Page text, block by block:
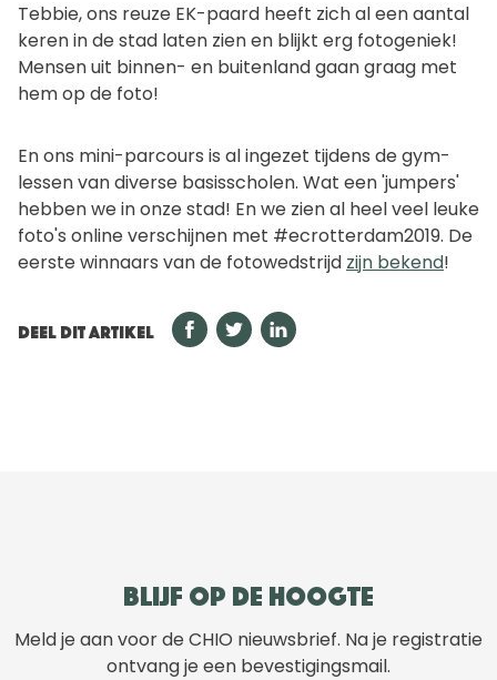
Tebbie, ons reuze EK-paard heeft zich al een aantal
keren in de stad laten zien en blijkt erg fotogeniek!
Mensen uit binnen- en buitenland gaan graag met
hem op de foto!
En ons mini-parcours is al ingezet tijdens de gym-
lessen van diverse basisscholen. Wat een 'jumpers'
hebben we in onze stad! En we zien al heel veel leuke
foto's online verschijnen met #ecrotterdam2019. De
eerste winnaars van de fotowedstrijd zijn bekend!
DEEL DIT ARTIKEL
Blijf op de hoogte
Meld je aan voor de CHIO nieuwsbrief. Na je registratie
ontvang je een bevestigingsmail.